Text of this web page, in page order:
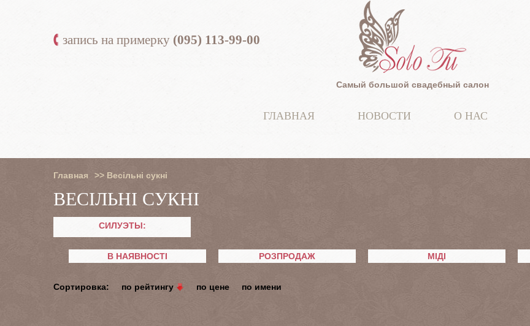
запись на примерку (095) 113-99-00
ГЛАВНАЯ НОВОСТИ О НАС
Самый большой свадебный салон
Главная >> Весільні сукні
ВЕСІЛЬНІ СУКНІ
СИЛУЭТЫ:
В НАЯВНОСТІ РОЗПРОДАЖ МІДІ
Сортировка: по рейтингу по цене по имени